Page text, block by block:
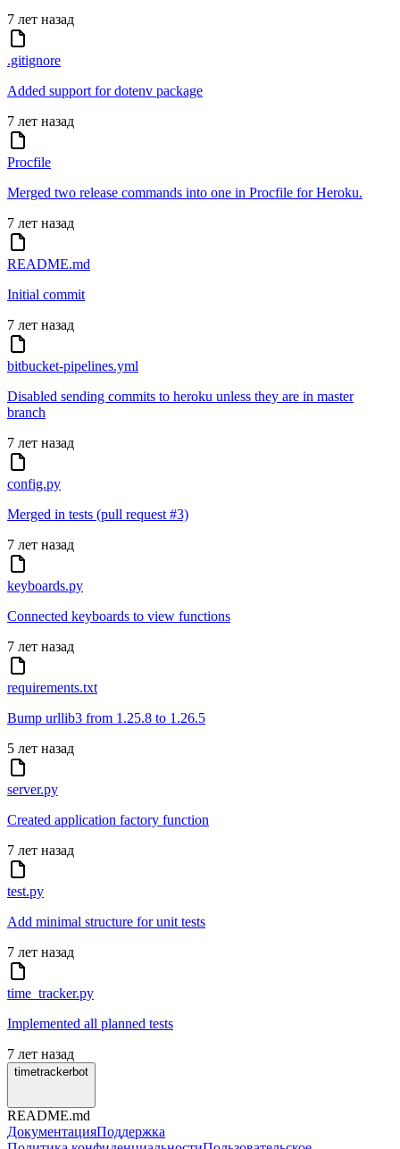
7 лет назад
.gitignore
Added support for dotenv package
7 лет назад
Procfile
Merged two release commands into one in Procfile for Heroku.
7 лет назад
README.md
Initial commit
7 лет назад
bitbucket-pipelines.yml
Disabled sending commits to heroku unless they are in master
branch
7 лет назад
config.py
Merged in tests (pull request #3)
7 лет назад
keyboards.py
Connected keyboards to view functions
7 лет назад
requirements.txt
Bump urllib3 from 1.25.8 to 1.26.5
5 лет назад
server.py
Created application factory function
7 лет назад
test.py
Add minimal structure for unit tests
7 лет назад
time_tracker.py
Implemented all planned tests
7 лет назад
timetrackerbot
README.md
ДокументацияПоддержка